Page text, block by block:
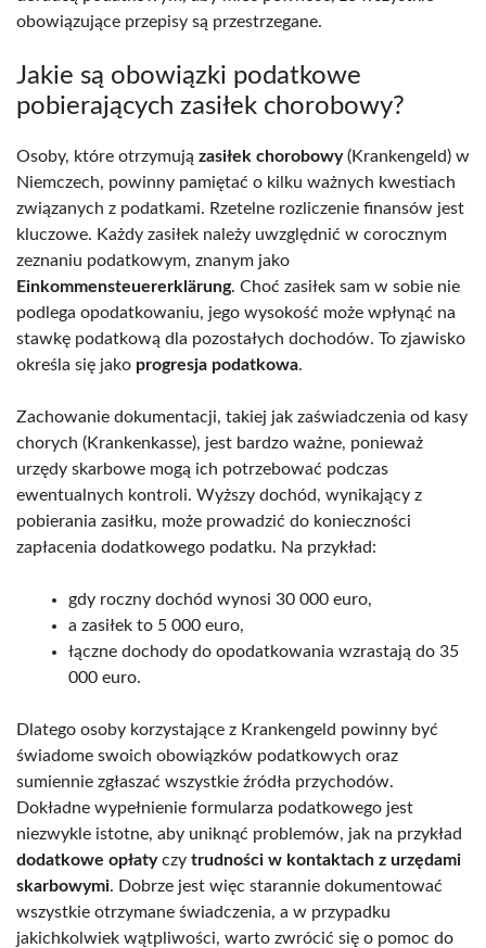
obowiązujące przepisy są przestrzegane.
Jakie są obowiązki podatkowe
pobierających zasiłek chorobowy?
Osoby, które otrzymują zasiłek chorobowy(Krankengeld) w
Niemczech, powinny pamiętać o kilku ważnych kwestiach
związanych z podatkami. Rzetelne rozliczenie finansów jest
kluczowe. Każdy zasiłek należy uwzględnić w corocznym
zeznaniu podatkowym, znanym jako
Einkommensteuererklärung. Choć zasiłek sam w sobie nie
podlega opodatkowaniu, jego wysokość może wpłynąć na
stawkę podatkową dla pozostałych dochodów. To zjawisko
określa się jako progresja podatkowa.
Zachowanie dokumentacji, takiej jak zaświadczenia od kasy
chorych (Krankenkasse), jest bardzo ważne, ponieważ
urzędy skarbowe mogą ich potrzebować podczas
ewentualnych kontroli. Wyższy dochód, wynikający z
pobierania zasiłku, może prowadzić do konieczności
zapłacenia dodatkowego podatku. Na przykład:
gdy roczny dochód wynosi 30 000 euro,
a zasiłek to 5 000 euro,
łączne dochody do opodatkowania wzrastają do 35
000 euro.
Dlatego osoby korzystające z Krankengeld powinny być
świadome swoich obowiązków podatkowych oraz
sumiennie zgłaszać wszystkie źródła przychodów.
Dokładne wypełnienie formularza podatkowego jest
niezwykle istotne, aby uniknąć problemów, jak na przykład
dodatkowe opłatyczy trudności w kontaktach z urzędami
skarbowymi. Dobrze jest więc starannie dokumentować
wszystkie otrzymane świadczenia, a w przypadku
jakichkolwiek wątpliwości, warto zwrócić się o pomoc do